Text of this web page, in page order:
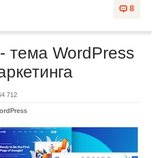
8
тема WordPress
712